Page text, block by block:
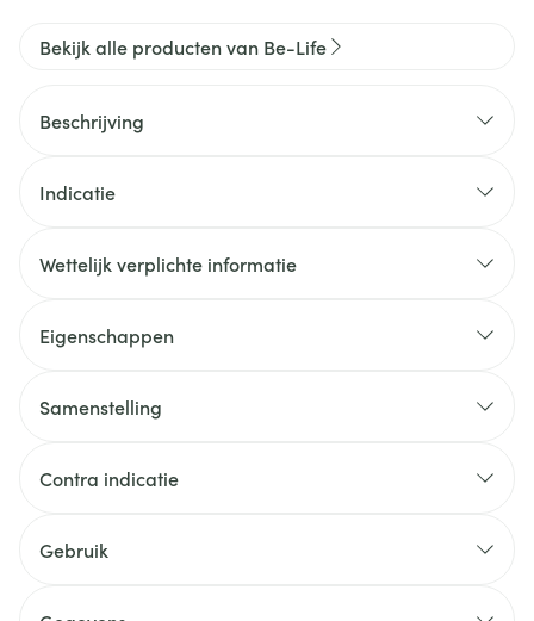
Bekijk alle producten van Be-Life
Beschrijving
Indicatie
Wettelijk verplichte informatie
Eigenschappen
Samenstelling
Contra indicatie
Gebruik